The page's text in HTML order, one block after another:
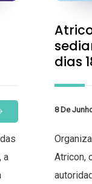
a
dias
8 De
Atricon,